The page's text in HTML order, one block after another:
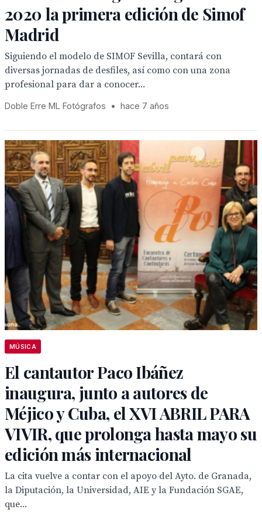
2020 la primera edición de Simof
Madrid
Siguiendo el modelo de SIMOF Sevilla, contará con
diversas jornadas de desfiles, así como con una zona
profesional para dar a conocer...
Doble Erre ML Fotógrafos • hace 7 años
MÚSICA
El cantautor Paco Ibáñez
inaugura, junto a autores de
Méjico y Cuba, el XVI ABRIL PARA
VIVIR, que prolonga hasta mayo su
edición más internacional
La cita vuelve a contar con el apoyo del Ayto. de Granada,
la Diputación, la Universidad, AIE y la Fundación SGAE,
que...